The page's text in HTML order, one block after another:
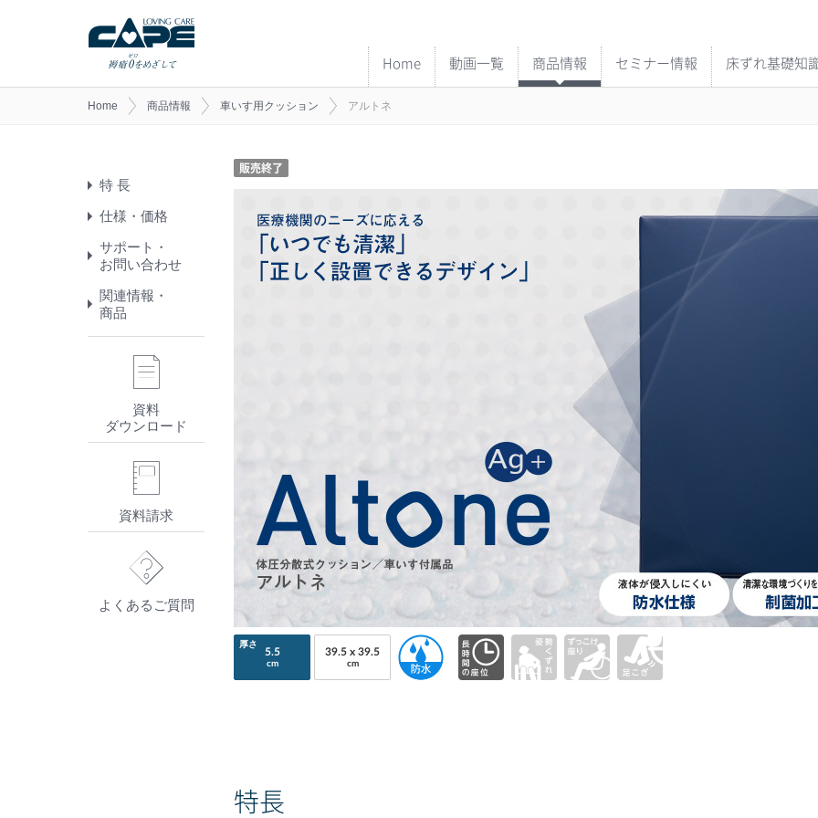
Home 動画一覧 商品情報 セミナー情報 床ずれ基礎知
Home 商品情報 車いす用クッション アルトネ
販売終了
特 長
仕様・価格
サポート・
お問い合わせ
関連情報・
商品
資料
ダウンロード
資料請求
よくあるご質問
厚さ
5.5
cm
39.5 x 39.5
cm
特長